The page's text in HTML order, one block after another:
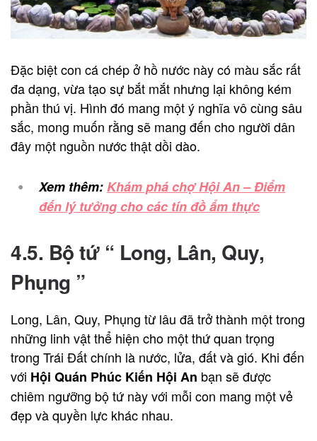
Đặc biệt con cá chép ở hồ nước này có màu sắc rất
đa dạng, vừa tạo sự bắt mắt nhưng lại không kém
phần thú vị. Hình đó mang một ý nghĩa vô cùng sâu
sắc, mong muốn rằng sẽ mang đến cho người dân
đây một nguồn nước thật dồi dào.
Xem thêm:Khám phá chợ Hội An – Điểm
đến lý tưởng cho các tín đồ ẩm thực
4.5. Bộ tứ “ Long, Lân, Quy,
Phụng ”
Long, Lân, Quy, Phụng từ lâu đã trở thành một trong
những linh vật thể hiện cho một thứ quan trọng
trong Trái Đất chính là nước, lửa, đất và gió. Khi đến
với Hội Quán Phúc Kiến Hội An bạn sẽ được
chiêm ngưỡng bộ tứ này với mỗi con mang một vẻ
đẹp và quyền lực khác nhau.